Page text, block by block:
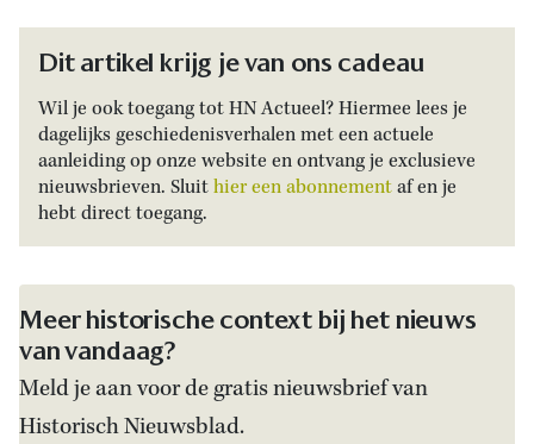
Dit artikel krijg je van ons cadeau
Wil je ook toegang tot HN Actueel? Hiermee lees je
dagelijks geschiedenisverhalen met een actuele
aanleiding op onze website en ontvang je exclusieve
nieuwsbrieven. Sluithier een abonnementaf en je
hebt direct toegang.
Meer historische context bij het nieuws
van vandaag?
Meld je aan voor de gratis nieuwsbrief van
Historisch Nieuwsblad.